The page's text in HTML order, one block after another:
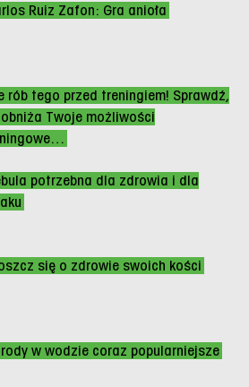
Ruiz Zafon: Gra anioła
rób tego przed treningiem! Sprawdź,
Twoje możliwości
potrzebna dla zdrowia i dla
się o zdrowie swoich kości
w wodzie coraz popularniejsze